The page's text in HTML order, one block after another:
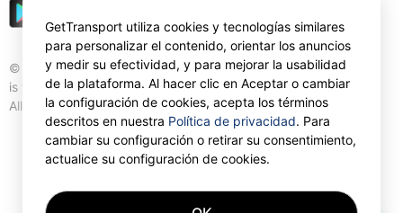
© Gettransport International Limited. GetTransport®
is trademark of Gettransport International Limited.
All rights reserved.
GetTransport utiliza cookies y tecnologías similares
para personalizar el contenido, orientar los anuncios
y medir su efectividad, y para mejorar la usabilidad
de la plataforma. Al hacer clic en Aceptar o cambiar
la configuración de cookies, acepta los términos
descritos en nuestra Política de privacidad. Para
cambiar su configuración o retirar su consentimiento,
actualice su configuración de cookies.